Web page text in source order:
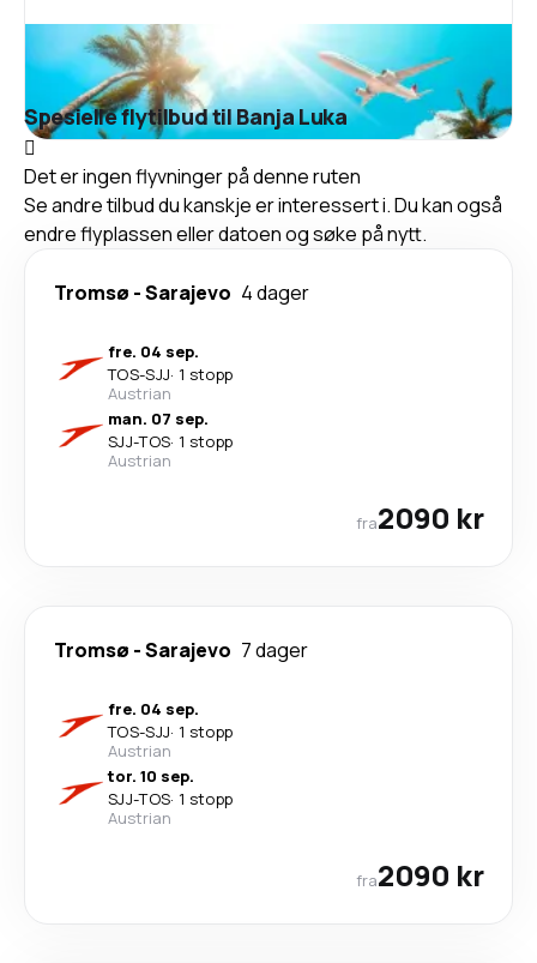
Spesielle flytilbud til Banja Luka
Det er ingen flyvninger på denne ruten
Se andre tilbud du kanskje er interessert i. Du kan også
endre flyplassen eller datoen og søke på nytt.
Tromsø -Sarajevo 4 dager
fre. 04 sep.
TOS-SJJ· 1 stopp
Austrian
man. 07 sep.
SJJ-TOS· 1 stopp
Austrian
fra2090 kr
Tromsø -Sarajevo 7 dager
fre. 04 sep.
TOS-SJJ· 1 stopp
Austrian
tor. 10 sep.
SJJ-TOS· 1 stopp
Austrian
fra2090 kr